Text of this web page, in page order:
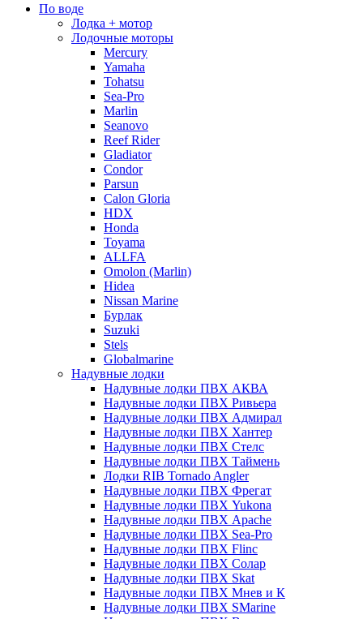
По воде
Лодка + мотор
Лодочные моторы
Mercury
Yamaha
Tohatsu
Sea-Pro
Marlin
Seanovo
Reef Rider
Gladiator
Condor
Parsun
Calon Gloria
HDX
Honda
Toyama
ALLFA
Omolon (Marlin)
Hidea
Nissan Marine
Бурлак
Suzuki
Stels
Globalmarine
Надувные лодки
Надувные лодки ПВХ АКВА
Надувные лодки ПВХ Ривьера
Надувные лодки ПВХ Адмирал
Надувные лодки ПВХ Хантер
Надувные лодки ПВХ Стелс
Надувные лодки ПВХ Таймень
Лодки RIB Tornado Angler
Надувные лодки ПВХ Фрегат
Надувные лодки ПВХ Yukona
Надувные лодки ПВХ Apache
Надувные лодки ПВХ Sea-Pro
Надувные лодки ПВХ Flinc
Надувные лодки ПВХ Солар
Надувные лодки ПВХ Skat
Надувные лодки ПВХ Мнев и К
Надувные лодки ПВХ SMarine